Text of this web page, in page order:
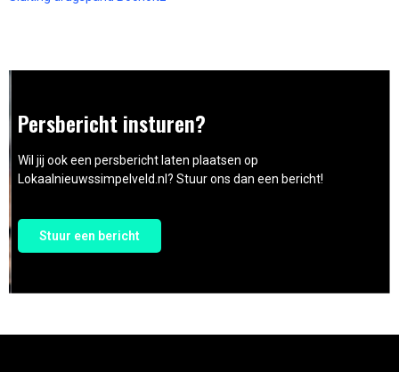
Persbericht insturen?
Wil jij ook een persbericht laten plaatsen op
Lokaalnieuwssimpelveld.nl? Stuur ons dan een bericht!
Stuur een bericht